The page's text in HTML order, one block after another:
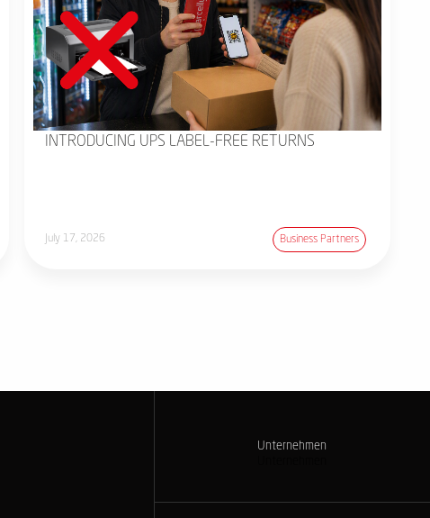
INTRODUCING UPS LABEL-FREE RETURNS
July 17, 2026 Business Partners
Unternehmen